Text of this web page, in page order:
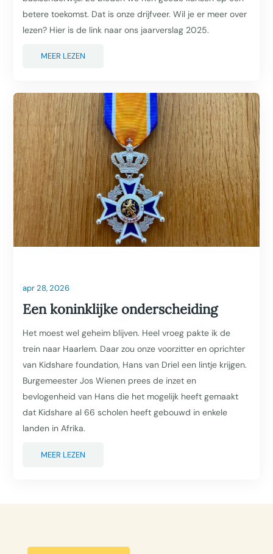
betere toekomst. Dat is onze drijfveer. Wil je er meer over
lezen? Hier is de link naar ons jaarverslag 2025.
MEER LEZEN
apr 28, 2026
Een koninklijke onderscheiding
Het moest wel geheim blijven. Heel vroeg pakte ik de
trein naar Haarlem. Daar zou onze voorzitter en oprichter
van Kidshare foundation, Hans van Driel een lintje krijgen.
Burgemeester Jos Wienen prees de inzet en
bevlogenheid van Hans die het mogelijk heeft gemaakt
dat Kidshare al 66 scholen heeft gebouwd in enkele
landen in Afrika.
MEER LEZEN